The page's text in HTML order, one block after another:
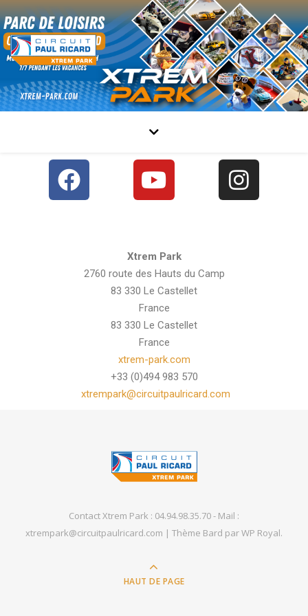
Xtrem Park
2760 route des Hauts du Camp
83 330 Le Castellet
France
83 330 Le Castellet
France
xtrem-park.com
+33 (0)494 983 570
xtrempark@circuitpaulricard.com
Contact Xtrem Park : 04.94.98.35.70 - Mail :
xtrempark@circuitpaulricard.com | Thème Bard parWP Royal.
HAUT DE PAGE